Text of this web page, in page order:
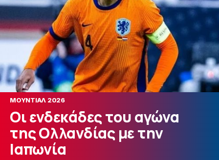
ΜΟΥΝΤΙΑΛ 2026
Οι ενδεκάδες του αγώνα
της Ολλανδίας με την
Ιαπωνία